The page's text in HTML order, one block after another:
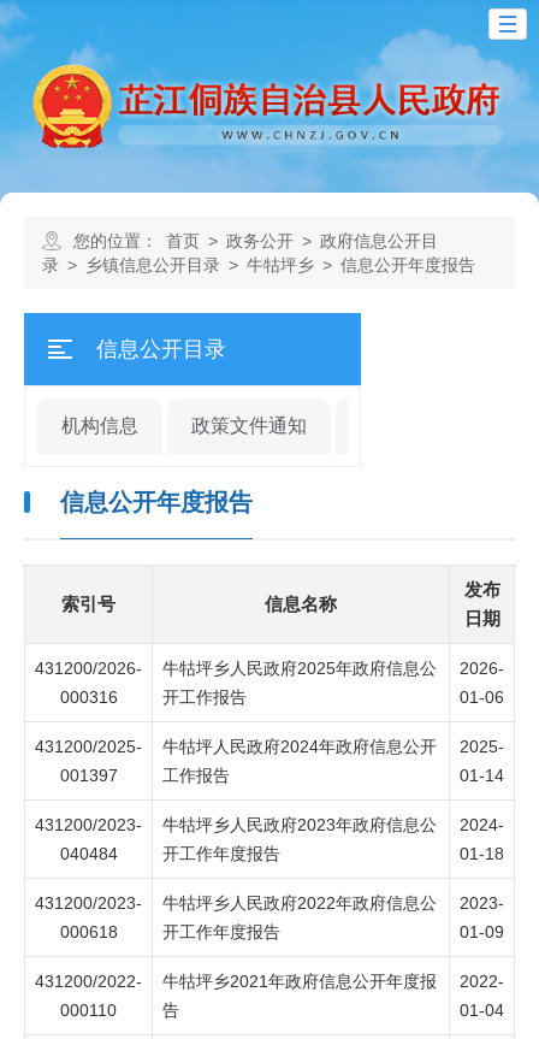
您的位置： 首页 > 政务公开 > 政府信息公开目
录 > 乡镇信息公开目录 > 牛牯坪乡 > 信息公开年度报告
信息公开目录
机构信息 政策文件通知
信息公开年度报告
索引号 信息名称
发布
日期
431200/2026-
000316
牛牯坪乡人民政府2025年政府信息公
开工作报告
2026-
01-06
431200/2025-
001397
牛牯坪人民政府2024年政府信息公开
工作报告
2025-
01-14
431200/2023-
040484
牛牯坪乡人民政府2023年政府信息公
开工作年度报告
2024-
01-18
431200/2023-
000618
牛牯坪乡人民政府2022年政府信息公
开工作年度报告
2023-
01-09
431200/2022-
000110
牛牯坪乡2021年政府信息公开年度报
告
2022-
01-04